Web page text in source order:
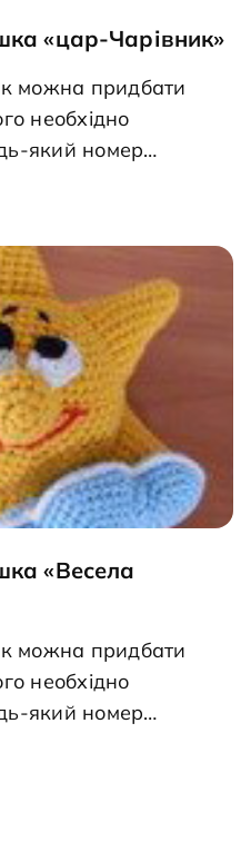
«цар-Чарівник»
необхідно
який номер
або написата нам
і
товару і
оплату (щоб
одного товару
в інші міста
всіх на
Робимо мале,
«Весела
необхідно
який номер
або написата нам